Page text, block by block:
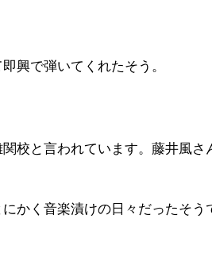
興で弾いてくれたそう。
校と言われています。藤井風
かく音楽漬けの日々だったそ